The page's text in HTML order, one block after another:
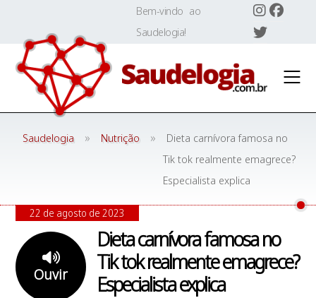
content
Bem-vindo ao
Saudelogia!
Saudelogia » Nutrição »
Dieta carnívora famosa no
Tik tok realmente emagrece?
Especialista explica
Dieta carnívora famosa no
Tik tok realmente emagrece?
Especialista explica
Ouvir
22 de agosto de 2023